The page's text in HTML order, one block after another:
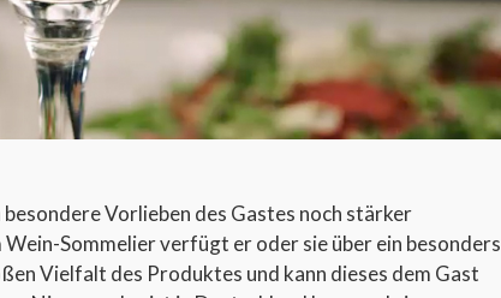
Vorlieben des Gastes noch stärker
Sommelier verfügt er oder sie über ein besonders
Vielfalt des Produktes und kann dieses dem Gast